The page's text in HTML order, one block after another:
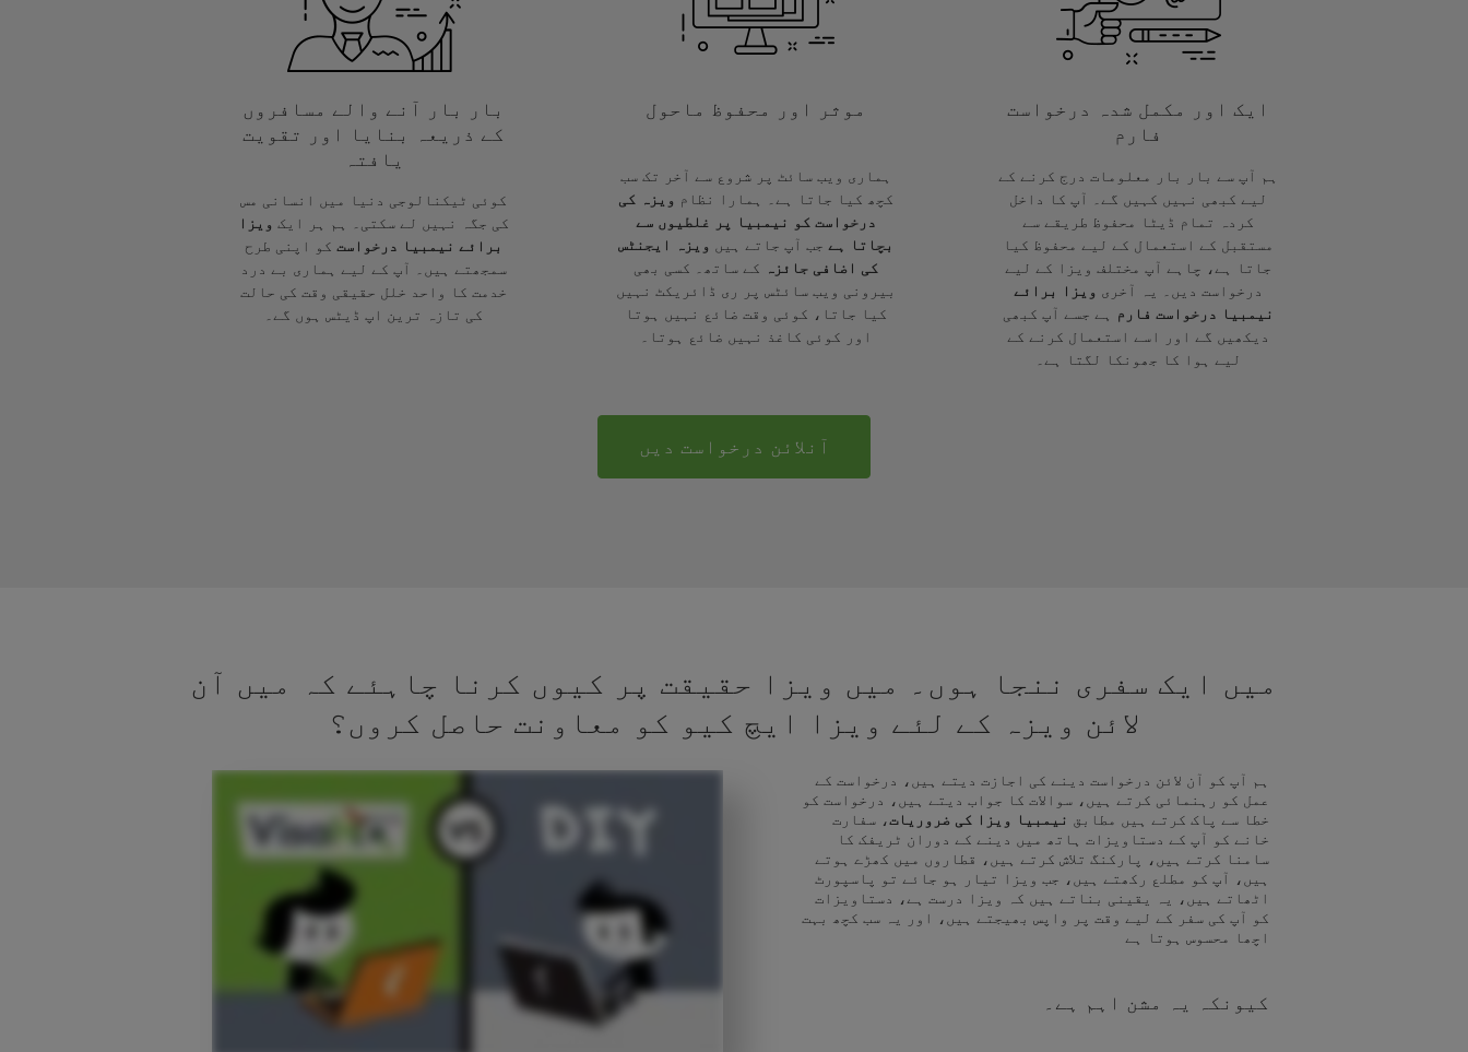
ایک اور مکمل شدہ درخواست
فارم
ہم آپ سے بار بار معلومات درج کرنے کے
لیے کبھی نہیں کہیں گے۔ آپ کا داخل
کردہ تمام ڈیٹا محفوظ طریقے سے
مستقبل کے استعمال کے لیے محفوظ کیا
جاتا ہے، چاہے آپ مختلف ویزا کے لیے
درخواست دیں۔ یہ آخری ویزا برائے
نیمبیا درخواست فارم
ہے جسے آپ کبھی
دیکھیں گے اور اسے استعمال کرنے کے
لیے ہوا کا جھونکا لگتا ہے۔
موثر اور محفوظ ماحول
ہماری ویب سائٹ پر شروع سے آخر تک سب
کچھ کیا جاتا ہے۔ ہمارا نظام ویزہ کی
درخواست کو نیمبیا پر غلطیوں سے
بچاتا ہے جب آپ جاتے ہیں
ویزہ ایجنٹس
کی اضافی جائزہ
کے ساتھ۔ کسی بھی
بیرونی ویب سائٹس پر ری ڈائریکٹ نہیں
کیا جاتا، کوئی وقت ضائع نہیں ہوتا
اور کوئی کاغذ نہیں ضائع ہوتا۔
بار بار آنے والے مسافروں
کے ذریعہ بنایا اور تقویت
یافتہ
کوئی ٹیکنالوجی دنیا میں انسانی مس
کی جگہ نہیں لے سکتی۔ ہم ہر ایک ویزا
برائے نیمبیا درخواست کو اپنی طرح
سمجھتے ہیں۔ آپ کے لیے ہماری بے درد
خدمت کا واحد خلل حقیقی وقت کی حالت
کی تازہ ترین اپ ڈیٹس ہوں گے۔
آنلائن درخواست دیں
میں ایک سفری ننجا ہوں۔ میں ویزا حقیقت پر کیوں کرنا چاہئے کہ میں آن
لائن ویزہ کے لئے ویزا ایچ کیو کو معاونت حاصل کروں؟
ہم آپ کو آن لائن درخواست دینے کی اجازت دیتے ہیں، درخواست کے
عمل کو رہنمائی کرتے ہیں، سوالات کا جواب دیتے ہیں، درخواست کو
خطا سے پاک کرتے ہیں مطابق
نیمبیا ویزا کی ضروریات، سفارت
خانے کو آپ کے دستاویزات ہاتھ میں دینے کے دوران ٹریفک کا
سامنا کرتے ہیں، پارکنگ تلاش کرتے ہیں، قطاروں میں کھڑے ہوتے
ہیں، آپ کو مطلع رکھتے ہیں، جب ویزا تیار ہو جائے تو پاسپورٹ
اٹھاتے ہیں، یہ یقینی بناتے ہیں کہ ویزا درست ہے، دستاویزات
کو آپ کی سفر کے لیے وقت پر واپس بھیجتے ہیں، اور یہ سب کچھ بہت
اچھا محسوس ہوتا ہے
کیونکہ یہ مشن اہم ہے۔